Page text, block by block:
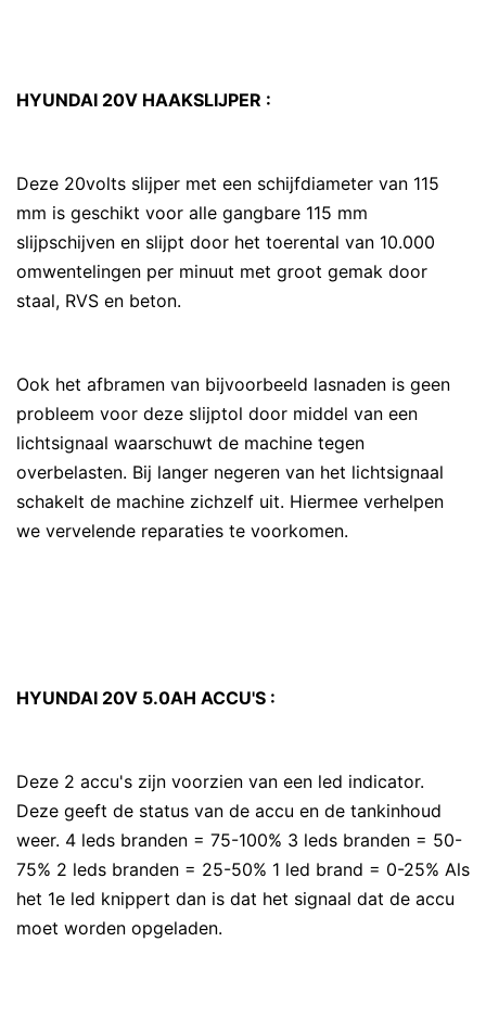
HYUNDAI 20V HAAKSLIJPER :
Deze 20volts slijper met een schijfdiameter van 115
mm is geschikt voor alle gangbare 115 mm
slijpschijven en slijpt door het toerental van 10.000
omwentelingen per minuut met groot gemak door
staal, RVS en beton.
Ook het afbramen van bijvoorbeeld lasnaden is geen
probleem voor deze slijptol door middel van een
lichtsignaal waarschuwt de machine tegen
overbelasten. Bij langer negeren van het lichtsignaal
schakelt de machine zichzelf uit. Hiermee verhelpen
we vervelende reparaties te voorkomen.
HYUNDAI 20V 5.0AH ACCU'S :
Deze 2 accu's zijn voorzien van een led indicator.
Deze geeft de status van de accu en de tankinhoud
weer. 4 leds branden = 75-100% 3 leds branden = 50-
75% 2 leds branden = 25-50% 1 led brand = 0-25% Als
het 1e led knippert dan is dat het signaal dat de accu
moet worden opgeladen.